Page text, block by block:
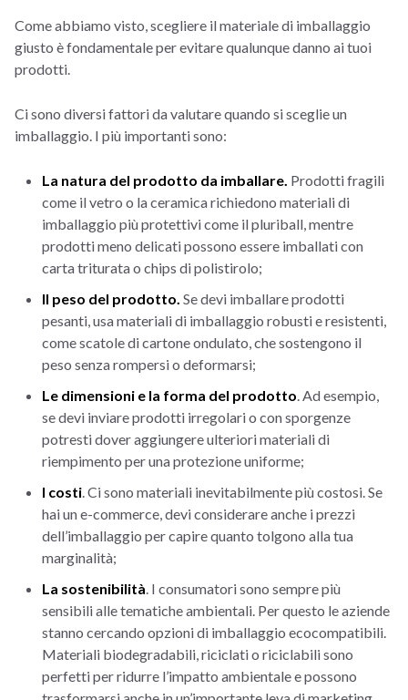
Come abbiamo visto, scegliere il materiale di imballaggio
giusto è fondamentale per evitare qualunque danno ai tuoi
prodotti.
Ci sono diversi fattori da valutare quando si sceglie un
imballaggio. I più importanti sono:
La natura del prodotto da imballare. Prodotti fragili
come il vetro o la ceramica richiedono materiali di
imballaggio più protettivi come il pluriball, mentre
prodotti meno delicati possono essere imballati con
carta triturata o chips di polistirolo;
Il peso del prodotto. Se devi imballare prodotti
pesanti, usa materiali di imballaggio robusti e resistenti,
come scatole di cartone ondulato, che sostengono il
peso senza rompersi o deformarsi;
Le dimensioni e la forma del prodotto. Ad esempio,
se devi inviare prodotti irregolari o con sporgenze
potresti dover aggiungere ulteriori materiali di
riempimento per una protezione uniforme;
I costi. Ci sono materiali inevitabilmente più costosi. Se
hai un e-commerce, devi considerare anche i prezzi
dell’imballaggio per capire quanto tolgono alla tua
marginalità;
La sostenibilità. I consumatori sono sempre più
sensibili alle tematiche ambientali. Per questo le aziende
stanno cercando opzioni di imballaggio ecocompatibili.
Materiali biodegradabili, riciclati o riciclabili sono
perfetti per ridurre l’impatto ambientale e possono